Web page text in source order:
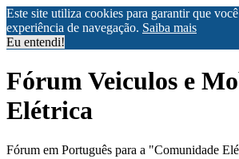
Este site utiliza cookies para garantir que
experiência de navegação. Saiba mais
Eu entendi!
Fórum Veiculos e
Elétrica
Fórum em Português para a "Comunidade